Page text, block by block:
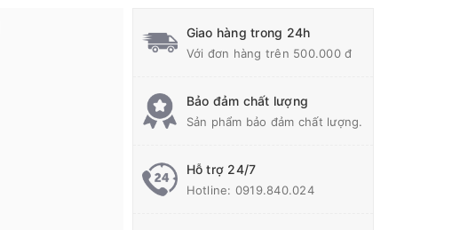
Giao hàng trong 24h
Với đơn hàng trên 500.000 đ
Bảo đảm chất lượng
Sản phẩm bảo đảm chất lượng.
Hỗ trợ 24/7
Hotline: 0919.840.024